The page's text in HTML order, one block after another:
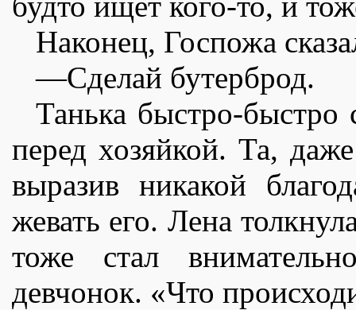
Наконец, Госпожа
—Сделай бутерброд.
Танька быстро-быстро
перед хозяйкой. Та,
выразив никакой
жевать его. Лена
тоже стал
девчонок. «Что